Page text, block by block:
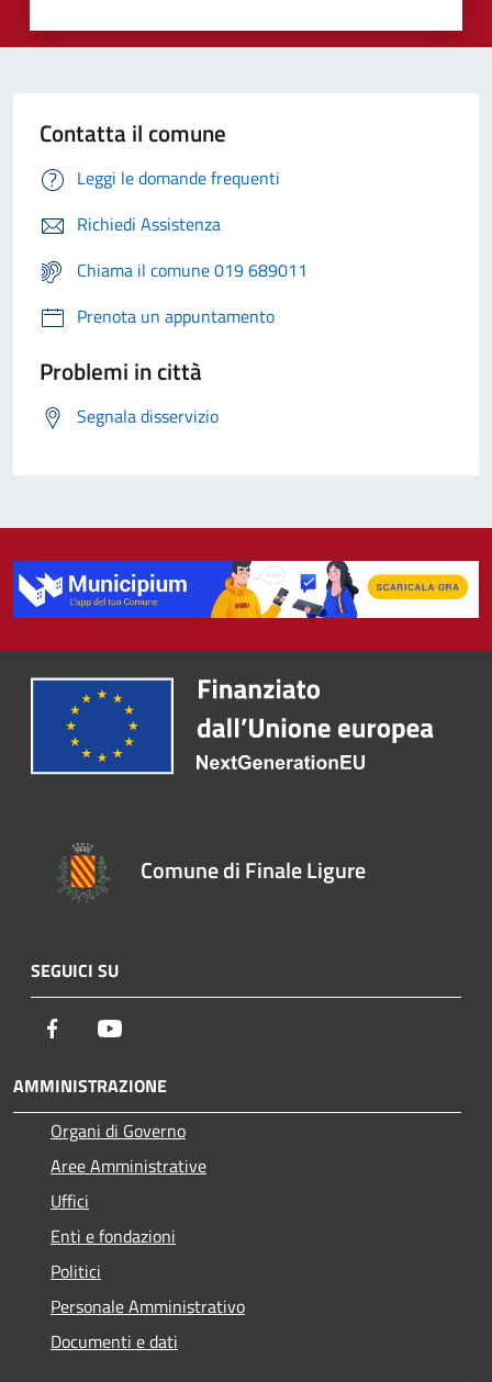
Contatta il comune
Leggi le domande frequenti
Richiedi Assistenza
Chiama il comune 019 689011
Prenota un appuntamento
Problemi in città
Segnala disservizio
Comune di Finale Ligure
SEGUICI SU
Facebook
AMMINISTRAZIONE
Organi di Governo
Aree Amministrative
Uffici
Enti e fondazioni
Politici
Personale Amministrativo
Documenti e dati